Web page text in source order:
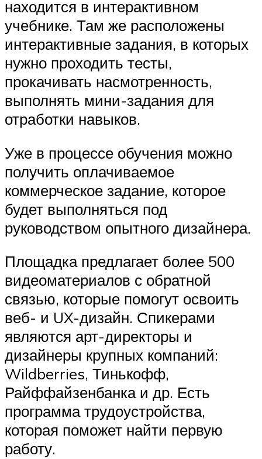
находится в интерактивном
учебнике. Там же расположены
интерактивные задания, в которых
нужно проходить тесты,
прокачивать насмотренность,
выполнять мини-задания для
отработки навыков.
Уже в процессе обучения можно
получить оплачиваемое
коммерческое задание, которое
будет выполняться под
руководством опытного дизайнера.
Площадка предлагает более 500
видеоматериалов с обратной
связью, которые помогут освоить
веб- и UX-дизайн. Спикерами
являются арт-директоры и
дизайнеры крупных компаний:
Wildberries, Тинькофф,
Райффайзенбанка и др. Есть
программа трудоустройства,
которая поможет найти первую
работу.